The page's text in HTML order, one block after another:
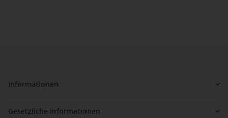
Informationen
Gesetzliche Informationen